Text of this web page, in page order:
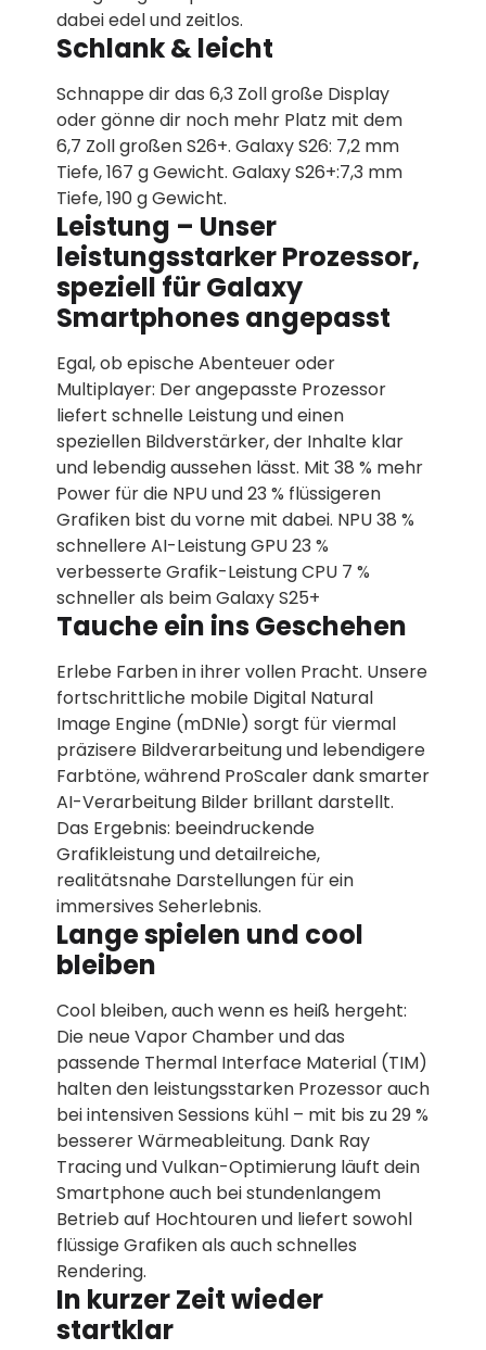
dabei edel und zeitlos.
Schlank & leicht
Schnappe dir das 6,3 Zoll große Display
oder gönne dir noch mehr Platz mit dem
6,7 Zoll großen S26+. Galaxy S26: 7,2 mm
Tiefe, 167 g Gewicht. Galaxy S26+:7,3 mm
Tiefe, 190 g Gewicht.
Leistung – Unser
leistungsstarker Prozessor,
speziell für Galaxy
Smartphones angepasst
Egal, ob epische Abenteuer oder
Multiplayer: Der angepasste Prozessor
liefert schnelle Leistung und einen
speziellen Bildverstärker, der Inhalte klar
und lebendig aussehen lässt. Mit 38 % mehr
Power für die NPU und 23 % flüssigeren
Grafiken bist du vorne mit dabei. NPU 38 %
schnellere AI-Leistung GPU 23 %
verbesserte Grafik-Leistung CPU 7 %
schneller als beim Galaxy S25+
Tauche ein ins Geschehen
Erlebe Farben in ihrer vollen Pracht. Unsere
fortschrittliche mobile Digital Natural
Image Engine (mDNIe) sorgt für viermal
präzisere Bildverarbeitung und lebendigere
Farbtöne, während ProScaler dank smarter
AI-Verarbeitung Bilder brillant darstellt.
Das Ergebnis: beeindruckende
Grafikleistung und detailreiche,
realitätsnahe Darstellungen für ein
immersives Seherlebnis.
Lange spielen und cool
bleiben
Cool bleiben, auch wenn es heiß hergeht:
Die neue Vapor Chamber und das
passende Thermal Interface Material (TIM)
halten den leistungsstarken Prozessor auch
bei intensiven Sessions kühl – mit bis zu 29 %
besserer Wärmeableitung. Dank Ray
Tracing und Vulkan-Optimierung läuft dein
Smartphone auch bei stundenlangem
Betrieb auf Hochtouren und liefert sowohl
flüssige Grafiken als auch schnelles
Rendering.
In kurzer Zeit wieder
startklar